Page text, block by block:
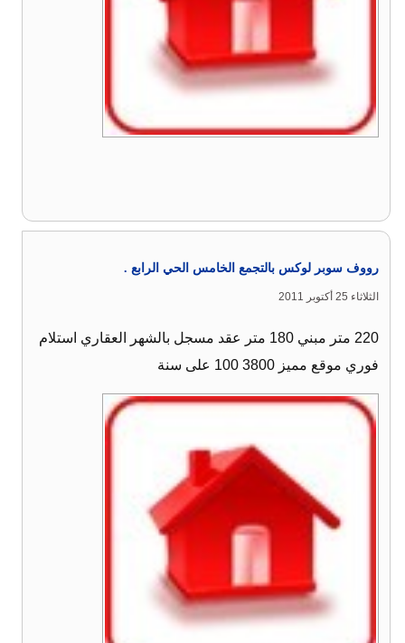
رووف سوبر لوكس بالتجمع الخامس الحي الرابع .
الثلاثاء 25 أكتوبر 2011
220 متر مبني 180 متر عقد مسجل بالشهر العقاري استلام
فوري موقع مميز 3800 100 على سنة